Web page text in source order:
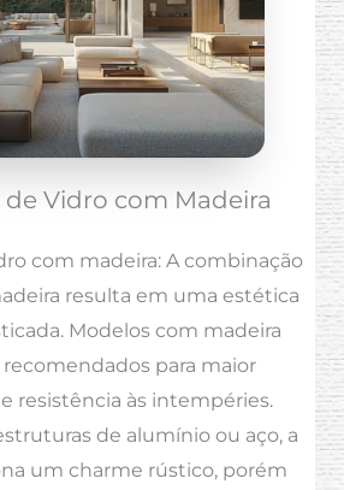
Vidro com Madeira
com madeira: A combinação
resulta em uma estética
Modelos com madeira
para maior
resistência às intempéries.
de alumínio ou aço, a
um charme rústico, porém